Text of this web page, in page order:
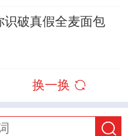
识破真假全麦面包
换一换